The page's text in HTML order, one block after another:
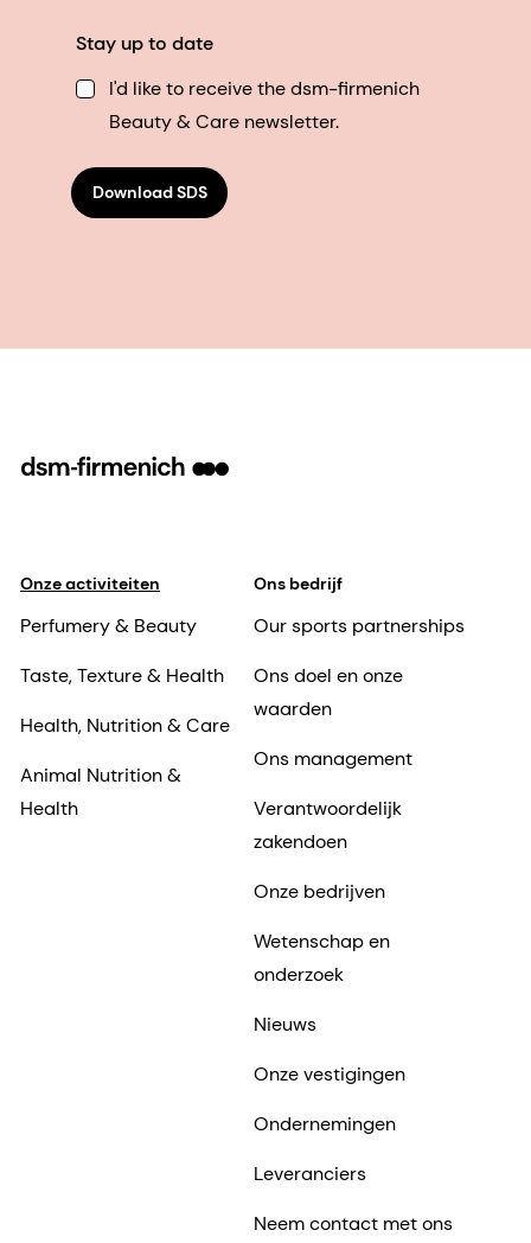
Stay up to date
I'd like to receive the dsm-firmenich
Beauty & Care newsletter.
Download SDS
Onze activiteiten
Perfumery & Beauty
Taste, Texture & Health
Health, Nutrition & Care
Animal Nutrition &
Health
Ons bedrijf
Our sports partnerships
Ons doel en onze
waarden
Ons management
Verantwoordelijk
zakendoen
Onze bedrijven
Wetenschap en
onderzoek
Nieuws
Onze vestigingen
Ondernemingen
Leveranciers
Neem contact met ons